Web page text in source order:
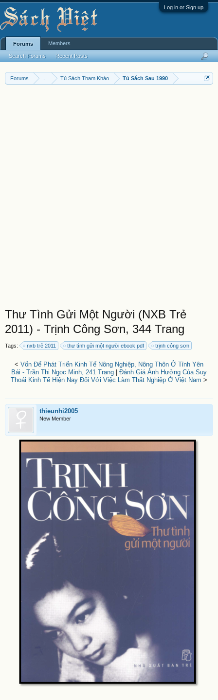
Log in or Sign up
Forums Tủ Sách Tham Khảo Tủ Sách Sau 1990
Thư Tình Gửi Một Người (NXB Trẻ
2011) - Trịnh Công Sơn, 344 Trang
Tags: nxb trẻ 2011 thư tình gửi một người ebook pdf trịnh công sơn
< Vốn Để Phát Triển Kinh Tế Nông Nghiệp, Nông Thôn Ở Tỉnh Yên
Bái - Trần Thị Ngọc Minh, 241 Trang
Đánh Giá Ảnh Hưởng Của Suy
Thoái Kinh Tế Hiện Nay Đối Với Việc Làm Thất Nghiệp Ở Việt Nam >
thieunhi2005
New Member
Forums
Search Forums Recent Posts
Members